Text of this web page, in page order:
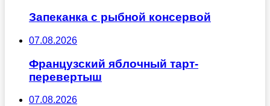
Запеканка с рыбной консервой
07.08.2026
Французский яблочный тарт-
перевертыш
07.08.2026